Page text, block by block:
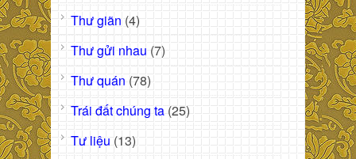
Thư giãn (4)
Thư gửi nhau (7)
Thư quán (78)
Trái đất chúng ta (25)
Tư liệu (13)